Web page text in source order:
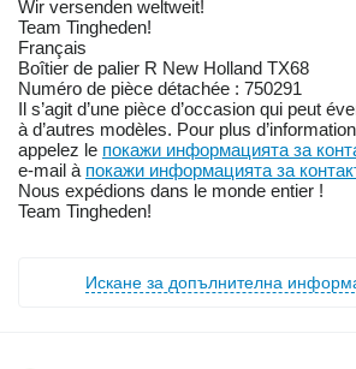
Wir versenden weltweit!
Team Tingheden!
Français
Boîtier de palier R New Holland TX68
Numéro de pièce détachée : 750291
Il s’agit d’une pièce d’occasion qui peut
à d’autres modèles. Pour plus
appelez le покажи информацията за
e-mail à покажи информацията за
Nous expédions dans le monde entier !
Team Tingheden!
Искане за допълнителна